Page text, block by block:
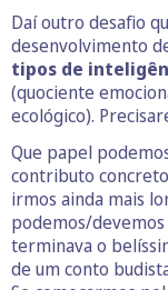
Daí outro desafio
desenvolvimento
tipos de
(quociente
ecológico).
Que papel
contributo
irmos ainda mais
podemos/
terminava o
de um conto